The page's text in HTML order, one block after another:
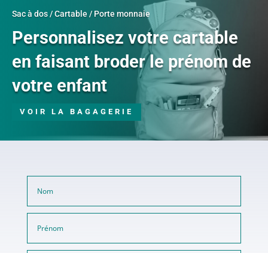
Sac à dos / Cartable / Porte monnaie
Personnalisez votre cartable
en faisant broder le prénom de
votre enfant
VOIR LA BAGAGERIE